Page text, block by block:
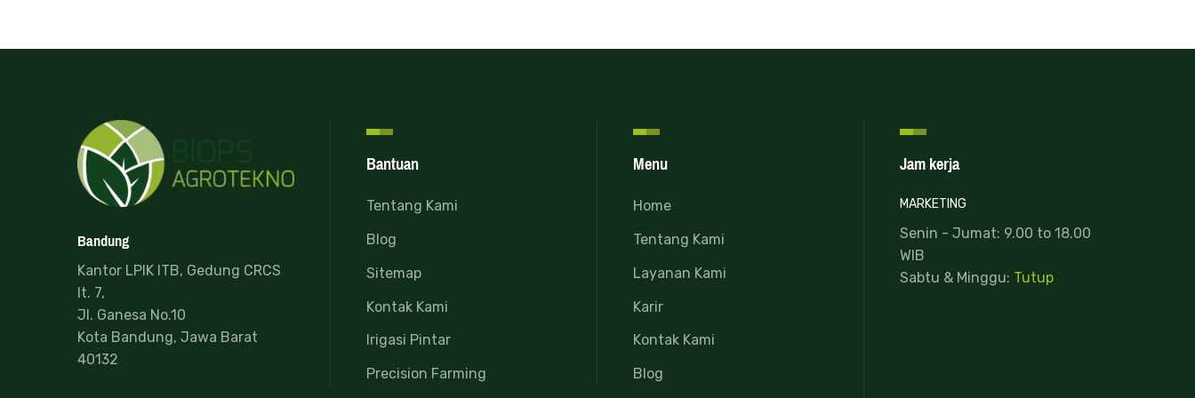
Bandung
Kantor LPIK ITB, Gedung CRCS
lt. 7,
Jl. Ganesa No.10
Kota Bandung, Jawa Barat
40132
Bantuan
Tentang Kami
Blog
Sitemap
Kontak Kami
Irigasi Pintar
Precision Farming
Menu
Home
Tentang Kami
Layanan Kami
Karir
Kontak Kami
Blog
Jam kerja
MARKETING
Senin - Jumat: 9.00 to 18.00
WIB
Sabtu & Minggu: Tutup